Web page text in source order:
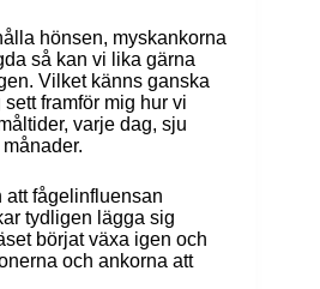
hönsen, myskankorna
så kan vi lika gärna
Vilket känns ganska
framför mig hur vi
varje dag, sju
att fågelinfluensan
tydligen lägga sig
börjat växa igen och
och ankorna att